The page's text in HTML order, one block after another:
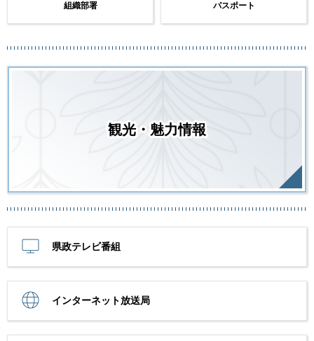
組織部署 パスポート
観光・魅力情報
県政テレビ番組
インターネット放送局